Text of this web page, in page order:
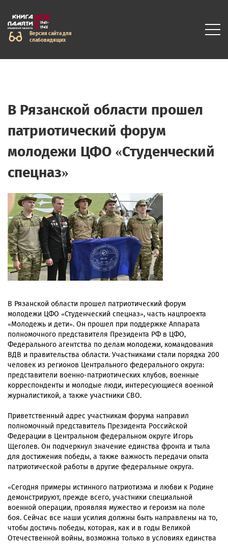
Версия сайта для
слабовидящих
В Рязанской области прошел
патриотический форум
молодежи ЦФО «Студенческий
спецназ»
В Рязанской области прошел патриотический форум
молодежи ЦФО «Студенческий спецназ», часть нацпроекта
«Молодежь и дети». Он прошел при поддержке Аппарата
полномочного представителя Президента РФ в ЦФО,
Федерального агентства по делам молодежи, командования
ВДВ и правительства области. Участниками стали порядка 200
человек из регионов Центрального федерального округа:
представители военно-патриотических клубов, военные
корреспонденты и молодые люди, интересующиеся военной
журналистикой, а также участники СВО.
Приветственный адрес участникам форума направил
полномочный представитель Президента Российской
Федерации в Центральном федеральном округе Игорь
Щеголев. Он подчеркнул значение единства фронта и тыла
для достижения победы, а также важность передачи опыта
патриотической работы в другие федеральные округа.
«Сегодня примеры истинного патриотизма и любви к Родине
демонстрируют, прежде всего, участники специальной
военной операции, проявляя мужество и героизм на поле
боя. Сейчас все наши усилия должны быть направлены на то,
чтобы достичь победы, которая, как и в годы Великой
Отечественной войны, возможна только в условиях единства